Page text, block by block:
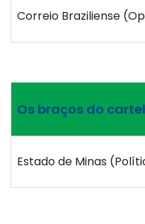
Correio Braziliense
Os braços do cartel
Estado de Minas